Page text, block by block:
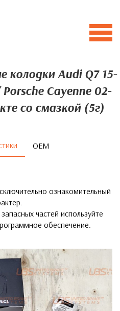
колодки Audi Q7 15-
Cayenne 02-
со смазкой (5г)
ОЕМ
ознакомительный
частей используйте
обеспечение.